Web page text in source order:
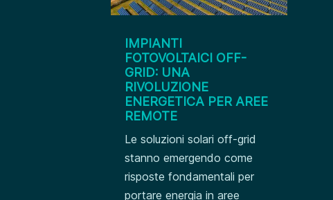
IMPIANTI
FOTOVOLTAICI OFF-
GRID: UNA
RIVOLUZIONE
ENERGETICA PER AREE
REMOTE
Le soluzioni solari off-grid
stanno emergendo come
risposte fondamentali per
portare energia in aree